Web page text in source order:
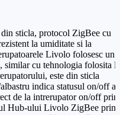
sticla, protocol ZigBee cu
la umiditate si la
Livolo folosesc un
similar cu tehnologia folosita la
este din sticla
indica statusul on/off al
de la intrerupator on/off prin
Hub-ului Livolo ZigBee prin